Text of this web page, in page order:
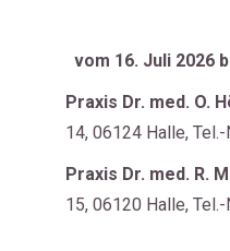
vom 16. Juli 2026
Praxis Dr. med. O.
14, 06124 Halle,
Praxis Dr. med. R.
15, 06120 Halle,